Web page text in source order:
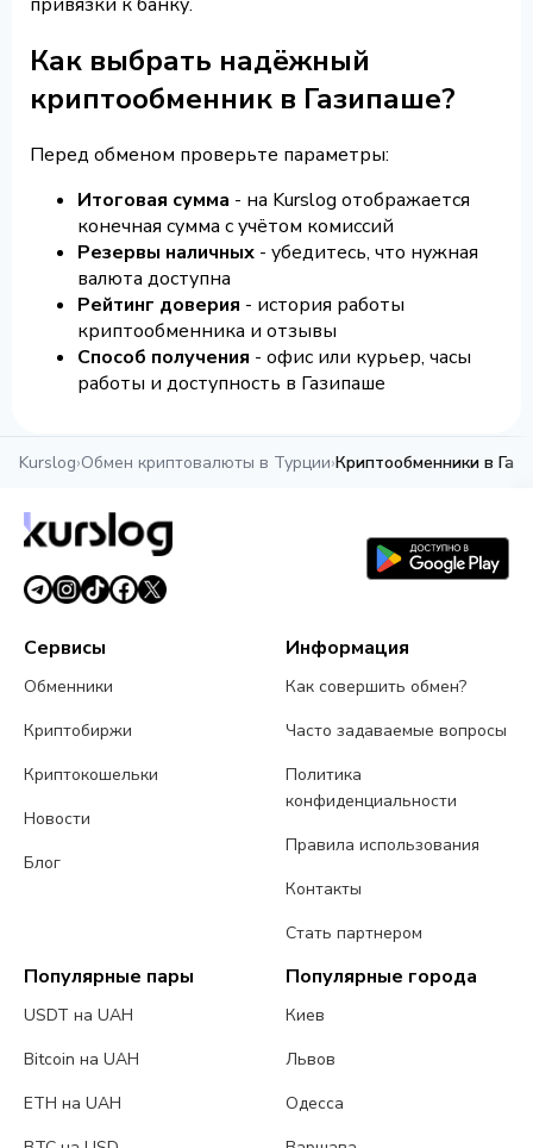
привязки к банку.
Как выбрать надёжный
криптообменник в Газипаше?
Перед обменом проверьте параметры:
Итоговая сумма - на Kurslog отображается
конечная сумма с учётом комиссий
Резервы наличных - убедитесь, что нужная
валюта доступна
Рейтинг доверия - история работы
криптообменника и отзывы
Способ получения - офис или курьер, часы
работы и доступность в Газипаше
Kurslog›Обмен криптовалюты в Турции›Криптообменники в
Сервисы
Обменники
Криптобиржи
Криптокошельки
Новости
Блог
Информация
Как совершить обмен?
Часто задаваемые вопросы
Политика
конфиденциальности
Правила использования
Контакты
Стать партнером
Популярные пары
USDT на UAH
Bitcoin на UAH
ETH на UAH
Популярные города
Киев
Львов
Одесса